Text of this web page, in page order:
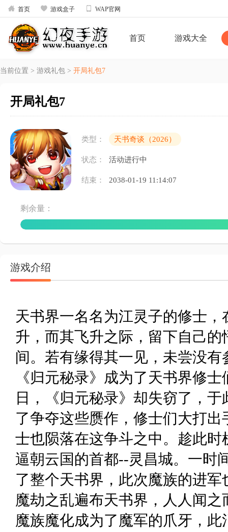
 首页  游戏盒子  WAP官网
首页 游戏大全
当前位置 > 游戏礼包 > 开局礼包7
开局礼包7
类型： 天书奇谈（2026）
状态： 活动进行中
结束： 2038-01-19 11:14:07
剩余量：
游戏介绍
天书界一名名为江灵子的修士
升，而其飞升之际，留下自己
间。若有缘得其一见，未尝没
《归元秘录》成为了天书界
日，《归元秘录》却失窃了，
了争夺这些赝作，修士们大打
士也陨落在这争斗之中。趁此
逼朝云国的首都--灵昌城。一时
了整个天书界，此次魔族的
魔劫之乱遍布天书界，人人闻
魔族魔化成为了魔军的爪牙，